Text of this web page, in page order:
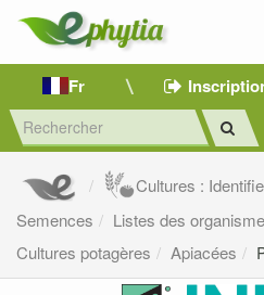
Fr
Cultures :
Semences
Listes des
Cultures potagères
Apiacées